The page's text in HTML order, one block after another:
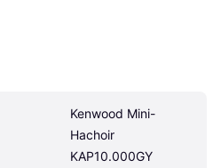
Kenwood Mini-
Hachoir
KAP10.000GY